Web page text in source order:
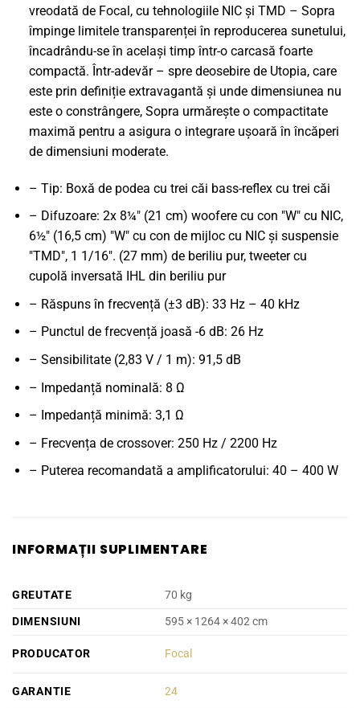
vreodată de Focal, cu tehnologiile NIC și TMD – Sopra
împinge limitele transparenței în reproducerea sunetului,
încadrându-se în același timp într-o carcasă foarte
compactă. Într-adevăr – spre deosebire de Utopia, care
este prin definiție extravagantă și unde dimensiunea nu
este o constrângere, Sopra urmărește o compactitate
maximă pentru a asigura o integrare ușoară în încăperi
de dimensiuni moderate.
– Tip: Boxă de podea cu trei căi bass-reflex cu trei căi
– Difuzoare: 2x 8¼" (21 cm) woofere cu con "W" cu NIC,
6½" (16,5 cm) "W" cu con de mijloc cu NIC și suspensie
"TMD", 1 1/16". (27 mm) de beriliu pur, tweeter cu
cupolă inversată IHL din beriliu pur
– Răspuns în frecvență (±3 dB): 33 Hz – 40 kHz
– Punctul de frecvență joasă -6 dB: 26 Hz
– Sensibilitate (2,83 V / 1 m): 91,5 dB
– Impedanță nominală: 8 Ω
– Impedanță minimă: 3,1 Ω
– Frecvența de crossover: 250 Hz / 2200 Hz
– Puterea recomandată a amplificatorului: 40 – 400 W
INFORMAȚII SUPLIMENTARE
GREUTATE
70 kg
DIMENSIUNI
595 × 1264 × 402 cm
PRODUCATOR Focal
GARANTIE 24